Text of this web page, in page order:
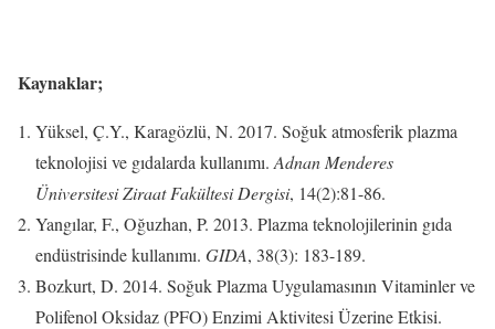
Kaynaklar;
Yüksel, Ç.Y., Karagözlü, N. 2017. Soğuk atmosferik plazma
teknolojisi ve gıdalarda kullanımı. Adnan Menderes
Üniversitesi Ziraat Fakültesi Dergisi, 14(2):81-86.
Yangılar, F., Oğuzhan, P. 2013. Plazma teknolojilerinin gıda
endüstrisinde kullanımı. GIDA, 38(3): 183-189.
Bozkurt, D. 2014. Soğuk Plazma Uygulamasının Vitaminler ve
Polifenol Oksidaz (PFO) Enzimi Aktivitesi Üzerine Etkisi.